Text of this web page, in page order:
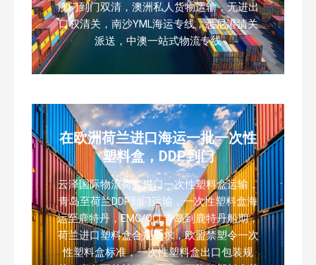
澳门到门双清，澳洲私人货物运输，无进出
口权清关，南沙YML海运专线，悉尼港清关
派送，中澳一站式物流专线
在欧洲荷兰进口海运一批一次性
塑料盒，DDP到门
云泽国际物流荷兰进口一次性塑料盒运输，
青岛至荷兰DDP到门运输，一次性塑料盒海
运至鹿特丹，EMC/OCL青岛到鹿特丹船期，
荷兰进口塑料盒合规要求，欧盟禁塑令一次
性塑料盒标准，一次性塑料盒出口包装规